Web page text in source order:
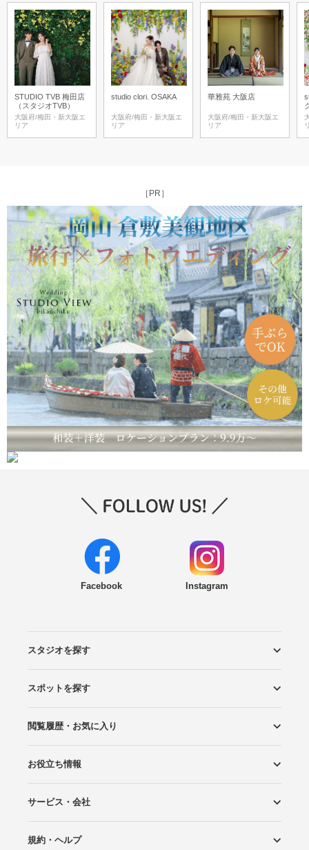
STUDIO TVB 梅田店
（スタジオTVB）
大阪府/梅田・新大阪エ
リア
studio clori. OSAKA
大阪府/梅田・新大阪エ
リア
華雅苑 大阪店
大阪府/梅田・新大阪エ
リア
［PR］
Facebook Instagram
スタジオを探す
エリアから探す
こだわりから探す
NEW PHOTO STYLE
プランから探す
フォトタイプ診断
フォトグラファーから探す
国内リゾートから探す
スポットを探す
ロケーションから探す
スタジオから探す
閲覧履歴・お気に入り
閲覧スタジオ
お気に入り
お役立ち情報
Wedding Photo マガジン
はじめてガイド
サービス・会社
Photoraitとは
スタジオの掲載について
お問い合わせ
運営会社
サイトマップ
規約・ヘルプ